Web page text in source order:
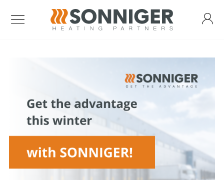
Water fan heaters Standard air curtains